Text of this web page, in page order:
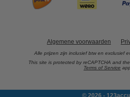
Algemene voorwaarden
Alle prijzen zijn inclusief btw en exclusief
This site is protected by reCAPTCHA and
Terms of Service
© 2026 -